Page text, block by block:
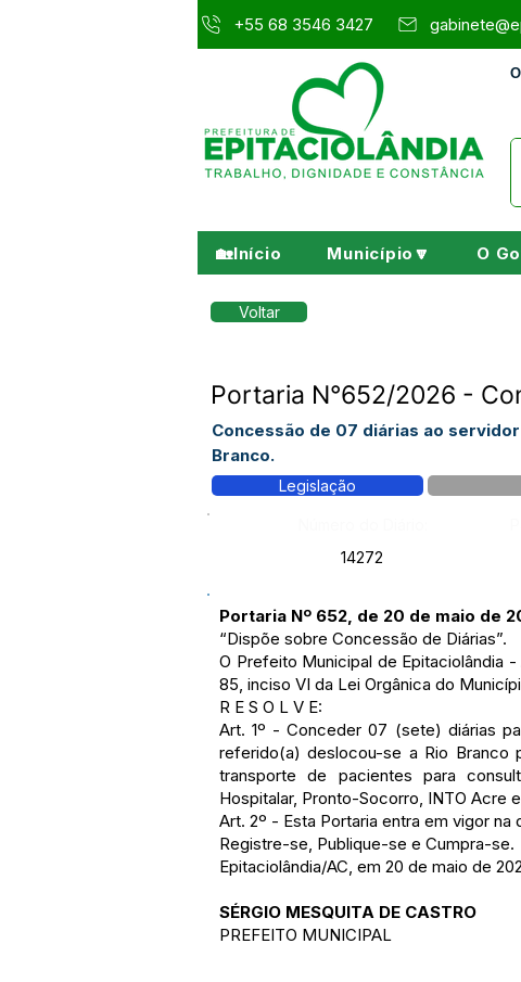
+55 68 3546 3427
🏡Início Município🔽 O
Voltar
Portaria N°652/2026 -
Concessão de 07 diárias ao
Branco.
Legislação
14272
Portaria Nº 652, de 20 de maio de
“Dispõe sobre Concessão de Diárias”.
O Prefeito Municipal de Epitaciolândia -
85, inciso VI da Lei Orgânica do
R E S O L V E:
Art. 1º - Conceder 07 (sete) diárias
referido(a) deslocou-se a Rio Branco
transporte de pacientes para
Hospitalar, Pronto-Socorro, INTO Acre
Art. 2º - Esta Portaria entra em vigor
Registre-se, Publique-se e Cumpra-se.
Epitaciolândia/AC, em 20 de maio de
SÉRGIO MESQUITA DE CASTRO
PREFEITO MUNICIPAL